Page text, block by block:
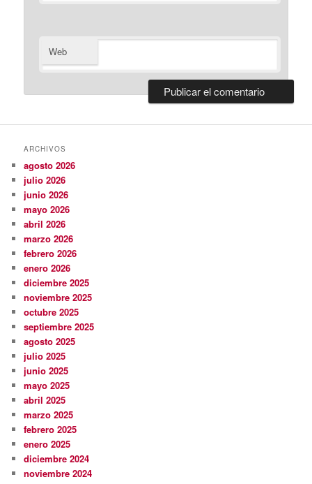
Web
ARCHIVOS
agosto 2026
julio 2026
junio 2026
mayo 2026
abril 2026
marzo 2026
febrero 2026
enero 2026
diciembre 2025
noviembre 2025
octubre 2025
septiembre 2025
agosto 2025
julio 2025
junio 2025
mayo 2025
abril 2025
marzo 2025
febrero 2025
enero 2025
diciembre 2024
noviembre 2024